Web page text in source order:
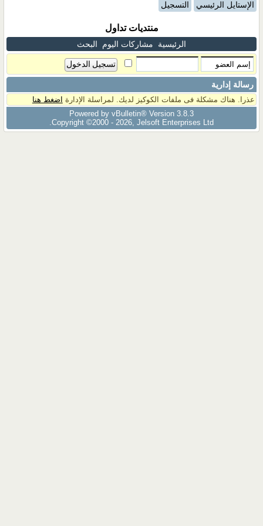
الإستايل الرئيسي التسجيل
منتديات تداول
الرئيسية مشاركات اليوم البحث
رسالة إدارية
عذرا. هناك مشكلة فى ملفات الكوكيز لديك. لمراسلة الإدارة اضغط هنا
Powered by vBulletin® Version 3.8.3
Copyright ©2000 - 2026, Jelsoft Enterprises Ltd.